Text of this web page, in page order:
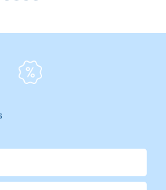
cutâneo
Methoxydibenzoylmethane;
Ethylhexyl Triazone; Methylene
Titanium Dioxide; Bis-
Triazine